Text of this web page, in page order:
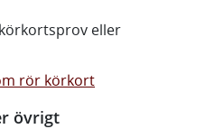
eller
rör körkort
övrigt